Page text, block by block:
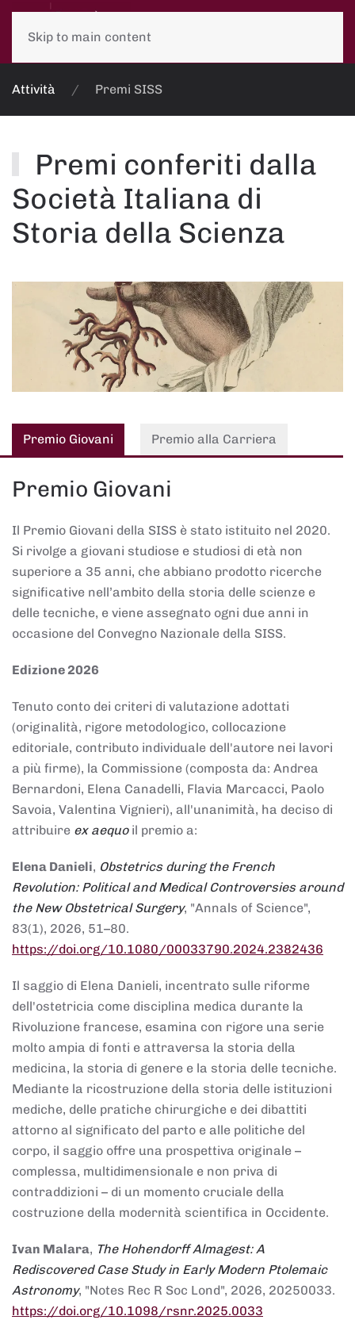
Skip to main content
Attività Premi SISS
Premi conferiti dalla
Società Italiana di
Storia della Scienza
Premio Giovani Premio alla Carriera
Premio Giovani
Il Premio Giovani della SISS è stato istituito nel 2020.
Si rivolge a giovani studiose e studiosi di età non
superiore a 35 anni, che abbiano prodotto ricerche
significative nell’ambito della storia delle scienze e
delle tecniche, e viene assegnato ogni due anni in
occasione del Convegno Nazionale della SISS.
Edizione 2026
Tenuto conto dei criteri di valutazione adottati
(originalità, rigore metodologico, collocazione
editoriale, contributo individuale dell'autore nei lavori
a più firme), la Commissione (composta da: Andrea
Bernardoni, Elena Canadelli, Flavia Marcacci, Paolo
Savoia, Valentina Vignieri), all'unanimità, ha deciso di
attribuire ex aequoil premio a:
Elena Danieli, Obstetrics during the French
Revolution: Political and Medical Controversies around
the New Obstetrical Surgery, "Annals of Science",
83(1), 2026, 51–80.
https://doi.org/10.1080/00033790.2024.2382436
Il saggio di Elena Danieli, incentrato sulle riforme
dell'ostetricia come disciplina medica durante la
Rivoluzione francese, esamina con rigore una serie
molto ampia di fonti e attraversa la storia della
medicina, la storia di genere e la storia delle tecniche.
Mediante la ricostruzione della storia delle istituzioni
mediche, delle pratiche chirurgiche e dei dibattiti
attorno al significato del parto e alle politiche del
corpo, il saggio offre una prospettiva originale –
complessa, multidimensionale e non priva di
contraddizioni – di un momento cruciale della
costruzione della modernità scientifica in Occidente.
Ivan Malara, The Hohendorff Almagest: A
Rediscovered Case Study in Early Modern Ptolemaic
Astronomy, "Notes Rec R Soc Lond", 2026, 20250033.
https://doi.org/10.1098/rsnr.2025.0033